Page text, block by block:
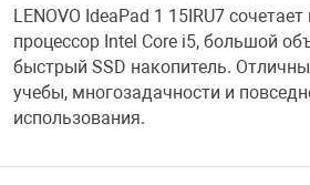
LENOVO IdeaPad 1 15IRU7
процессор Intel Core i5, большой
быстрый SSD накопитель.
учебы, многозадачности и
использования.